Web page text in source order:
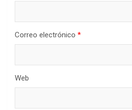
Correo electrónico *
Web